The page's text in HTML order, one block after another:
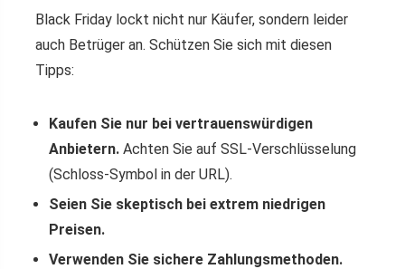
Black Friday lockt nicht nur Käufer, sondern leider
auch Betrüger an. Schützen Sie sich mit diesen
Tipps:
Kaufen Sie nur bei vertrauenswürdigen
Anbietern. Achten Sie auf SSL-Verschlüsselung
(Schloss-Symbol in der URL).
Seien Sie skeptisch bei extrem niedrigen
Preisen.
Verwenden Sie sichere Zahlungsmethoden.